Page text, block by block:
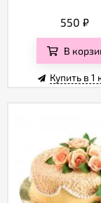
550 ₽
В
Купить в 1